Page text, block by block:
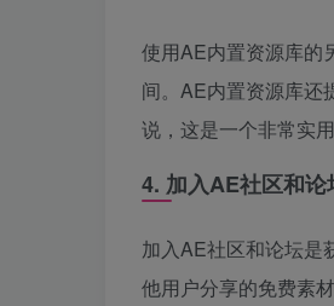
使用AE内置资源库的
间。AE内置资源库还
说，这是一个非常实用
4. 加入AE社区和
加入AE社区和论坛是
他用户分享的免费素